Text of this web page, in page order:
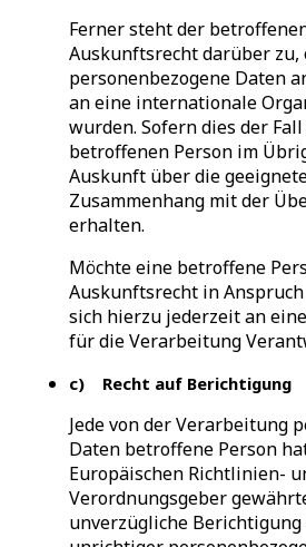
Ferner steht der
Auskunftsrecht darüber zu,
personenbezogene Daten
an eine internationale
wurden. Sofern dies der
betroffenen Person im
Auskunft über die
Zusammenhang mit der
erhalten.
Möchte eine betroffene
Auskunftsrecht in
sich hierzu jederzeit an
für die Verarbeitung
c) Recht auf Berichtigung
Jede von der Verarbeitung
Daten betroffene Person
Europäischen Richtlinien-
Verordnungsgeber
unverzügliche